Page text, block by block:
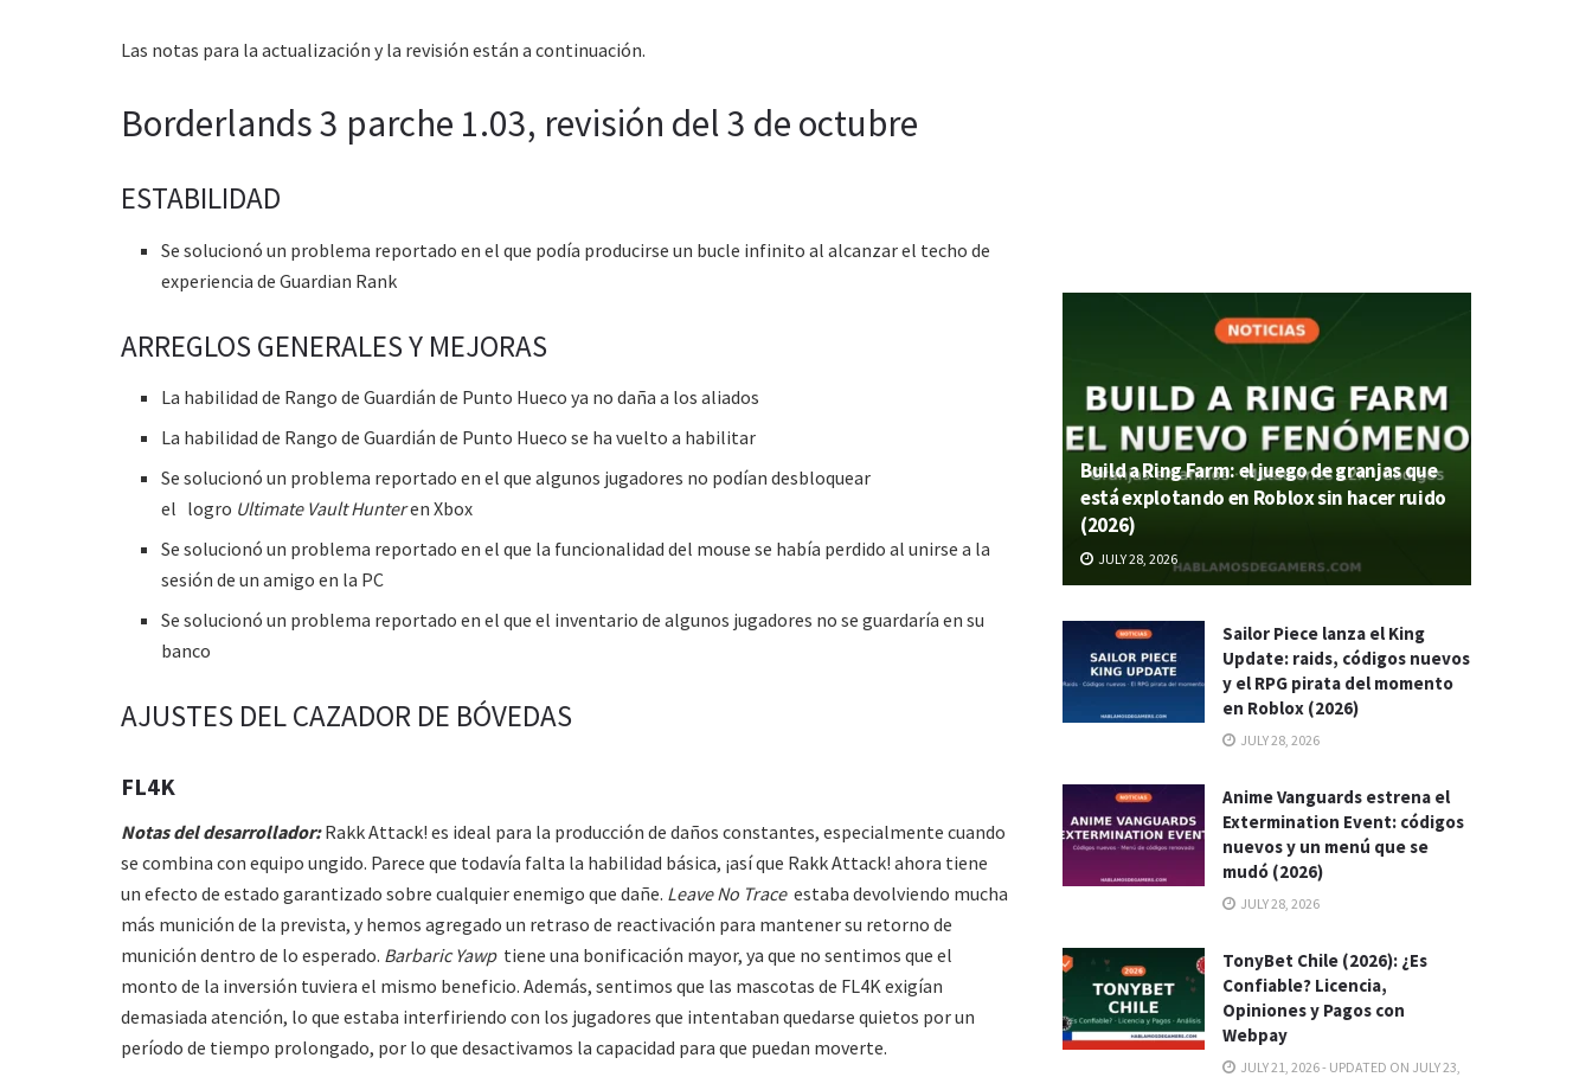
Las notas para la actualización y la revisión están a continuación.
Borderlands 3 parche 1.03, revisión del 3 de octubre
ESTABILIDAD
Se solucionó un problema reportado en el que podía producirse un bucle infinito al alcanzar el techo de
experiencia de Guardian Rank
ARREGLOS GENERALES Y MEJORAS
La habilidad de Rango de Guardián de Punto Hueco ya no daña a los aliados
La habilidad de Rango de Guardián de Punto Hueco se ha vuelto a habilitar
Se solucionó un problema reportado en el que algunos jugadores no podían desbloquear
el logro Ultimate Vault Hunteren Xbox
Se solucionó un problema reportado en el que la funcionalidad del mouse se había perdido al unirse a la
sesión de un amigo en la PC
Se solucionó un problema reportado en el que el inventario de algunos jugadores no se guardaría en su
banco
AJUSTES DEL CAZADOR DE BÓVEDAS
FL4K
Notas del desarrollador:Rakk Attack! es ideal para la producción de daños constantes, especialmente cuando
se combina con equipo ungido. Parece que todavía falta la habilidad básica, ¡así que Rakk Attack! ahora tiene
un efecto de estado garantizado sobre cualquier enemigo que dañe. Leave No Traceestaba devolviendo mucha
más munición de la prevista, y hemos agregado un retraso de reactivación para mantener su retorno de
munición dentro de lo esperado. Barbaric Yawptiene una bonificación mayor, ya que no sentimos que el
monto de la inversión tuviera el mismo beneficio. Además, sentimos que las mascotas de FL4K exigían
demasiada atención, lo que estaba interfiriendo con los jugadores que intentaban quedarse quietos por un
período de tiempo prolongado, por lo que desactivamos la capacidad para que puedan moverte.
Build a Ring Farm: el juego de granjas que
está explotando en Roblox sin hacer ruido
(2026)
JULY 28, 2026
Sailor Piece lanza el King
Update: raids, códigos nuevos
y el RPG pirata del momento
en Roblox (2026)
JULY 28, 2026
Anime Vanguards estrena el
Extermination Event: códigos
nuevos y un menú que se
mudó (2026)
JULY 28, 2026
TonyBet Chile (2026): ¿Es
Confiable? Licencia,
Opiniones y Pagos con
Webpay
JULY 21, 2026 - UPDATED ON JULY 23,